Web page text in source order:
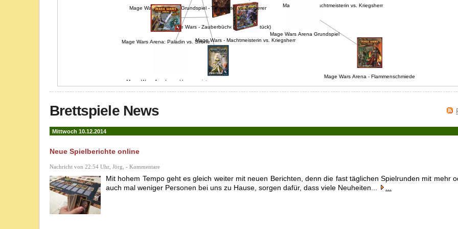
Mage Wars - Machtmeisterin vs. Kriegsherr
Mage Wars - Zauberbücher Set 3 (2 Stück)
Mage Wars - Machtmeisterin vs. Kriegsherr
Mage Wars Arena Grundspiel
Mage Wars Arena - Flammenschmiede
Mage Wars Academy Grundspiel - Tiermeister vs Zauberer
Mage Wars Academy: Hexenmeister
Mage Wars Academy: Priesterin
Mage Wars Arena: Paladin vs. Sirene
Brettspiele News
Mittwoch 10.12.2014
Neue Spielberichte online
Nachricht von 22:54 Uhr, Jörg, - Kommentare
Mit hohem Tempo geht es gleich weiter mit neuen Berichten, denn die fast täglichen Spielrunden mit mehr
auch mal weniger Personen bei uns zu Hause, sorgen dafür, dass viele Neuheiten...